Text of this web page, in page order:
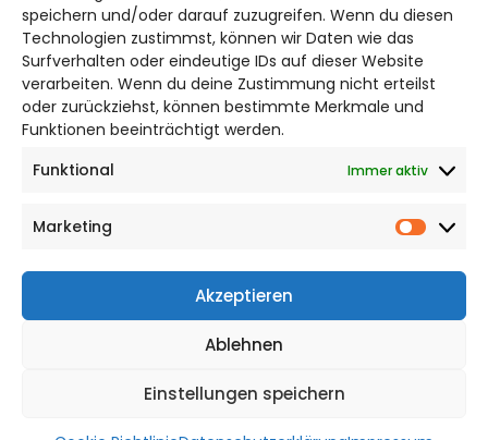
speichern und/oder darauf zuzugreifen. Wenn du diesen
Technologien zustimmst, können wir Daten wie das
Surfverhalten oder eindeutige IDs auf dieser Website
verarbeiten. Wenn du deine Zustimmung nicht erteilst
oder zurückziehst, können bestimmte Merkmale und
Funktionen beeinträchtigt werden.
Funktional
Immer aktiv
Marketing
Akzeptieren
Ablehnen
Einstellungen speichern
38100 Braunschweig
Telefon: 0531 387220 – 65
DAS STADTMAGAZIN FÜR
BRAUNSCHWEIG
Impressum
Cookie Richtlinie
CITYLIFE! BEI FACEBOOK